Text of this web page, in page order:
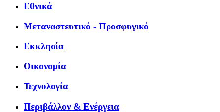
Εθνικά
Μεταναστευτικό - Προσφυγικό
Εκκλησία
Οικονομία
Τεχνολογία
Περιβάλλον & Ενέργεια